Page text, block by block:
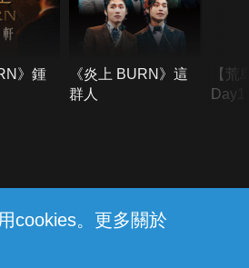
cookies。更多關於
》鍾
《炎上 BURN》這
群人
【荒